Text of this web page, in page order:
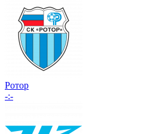
Ротор
-:-